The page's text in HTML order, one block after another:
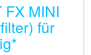
FX MINI
für